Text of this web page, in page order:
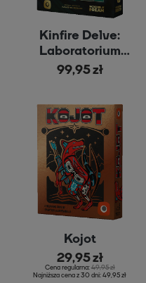
Kinfire Delve:
Laboratorium
Bezdusznego
99,95 zł
Kojot
29,95 zł
Cena regularna:49,95 zł
Najniższa cena z 30 dni:49,95 zł